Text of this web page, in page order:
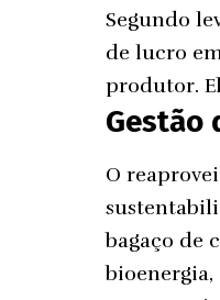
Segundo
de lucro
produtor.
Gestão
O
bagaço de
bioenergia,